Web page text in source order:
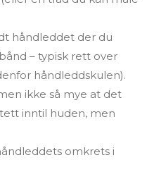
håndleddet der du
– typisk rett over
håndleddskulen).
ikke så mye at det
inntil huden, men
omkrets i